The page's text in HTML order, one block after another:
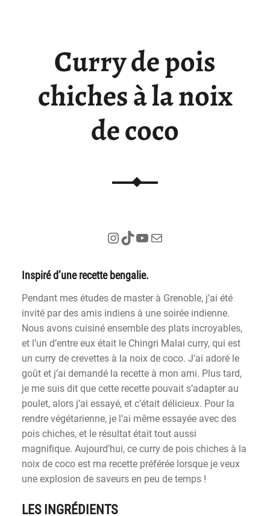
Curry de pois
chiches à la noix
de coco
Instagram
TikTok
YouTube
E-mail
Inspiré d’une recette bengalie.
Pendant mes études de master à Grenoble, j’ai été
invité par des amis indiens à une soirée indienne.
Nous avons cuisiné ensemble des plats incroyables,
et l’un d’entre eux était le Chingri Malai curry, qui est
un curry de crevettes à la noix de coco. J’ai adoré le
goût et j’ai demandé la recette à mon ami. Plus tard,
je me suis dit que cette recette pouvait s’adapter au
poulet, alors j’ai essayé, et c’était délicieux. Pour la
rendre végétarienne, je l’ai même essayée avec des
pois chiches, et le résultat était tout aussi
magnifique. Aujourd’hui, ce curry de pois chiches à la
noix de coco est ma recette préférée lorsque je veux
une explosion de saveurs en peu de temps !
LES INGRÉDIENTS